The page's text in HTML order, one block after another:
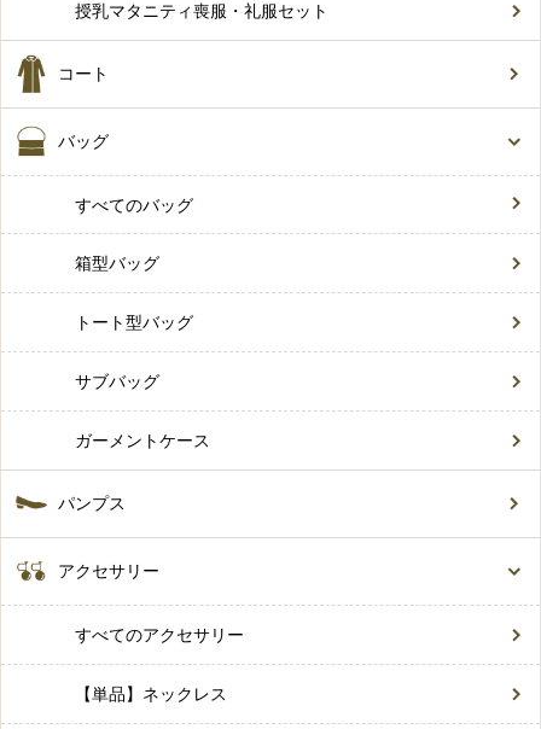
授乳マタニティ喪服・礼服セット
コート
バッグ
すべてのバッグ
箱型バッグ
トート型バッグ
サブバッグ
ガーメントケース
パンプス
アクセサリー
すべてのアクセサリー
【単品】ネックレス